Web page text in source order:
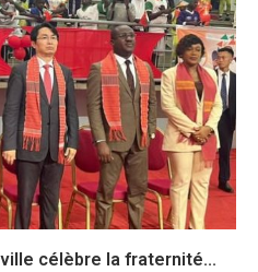
célèbre la fraternité...